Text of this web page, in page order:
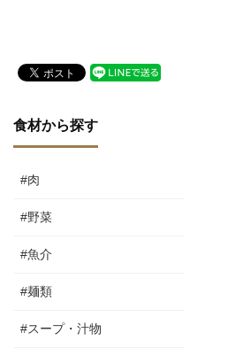
食材から探す
#肉
#野菜
#魚介
#麺類
#スープ・汁物